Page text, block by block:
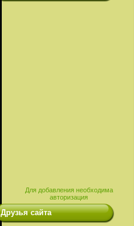
Для добавления необходима
авторизация
Друзья сайта